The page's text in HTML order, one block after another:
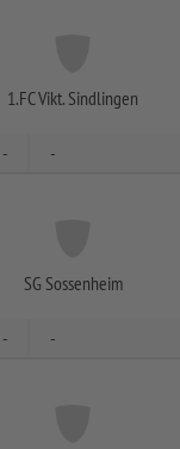
1.FC Vikt. Sindlingen
- -
SG Sossenheim
- -